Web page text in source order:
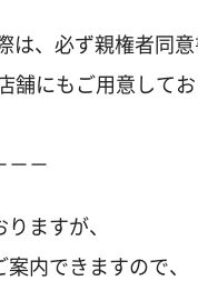
、必ず親権者同意
舗にもご用意して
－－
ますが、
内できますので、